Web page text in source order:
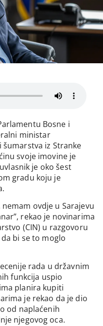
Bosne i
ministar
iz Stranke
svoje imovine je
je oko šest
gradu koju je
ovdje u Sarajevu
rekao je novinarima
(CIN) u razgovoru
bi se to moglo
rada u državnim
funkcija uspio
planira kupiti
je rekao da je dio
od naplaćenih
njegovog oca.